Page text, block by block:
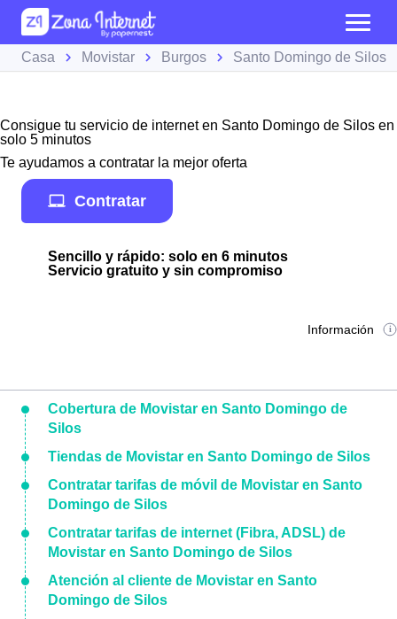
Casa Movistar Burgos Santo Domingo de Silos
Consigue tu servicio de internet en Santo Domingo de Silos en
solo 5 minutos
Te ayudamos a contratar la mejor oferta
Contratar
Sencillo y rápido: solo en 6 minutos
Servicio gratuito y sin compromiso
Información
Cobertura de Movistar en Santo Domingo de
Silos
Tiendas de Movistar en Santo Domingo de Silos
Contratar tarifas de móvil de Movistar en Santo
Domingo de Silos
Contratar tarifas de internet (Fibra, ADSL) de
Movistar en Santo Domingo de Silos
Atención al cliente de Movistar en Santo
Domingo de Silos